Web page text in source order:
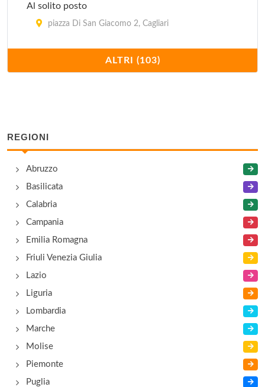
Al solito posto
piazza Di San Giacomo 2, Cagliari
via Savoia 4, Cagliari
Macchiareddu
Antica Hostaria
via Camillo Benso Cavour 60, Cagliari
Bassu
viale Monastir 117, Cagliari
ALTRI (103)
REGIONI
Abruzzo
Basilicata
Calabria
Campania
Emilia Romagna
Friuli Venezia Giulia
Lazio
Liguria
Lombardia
Marche
Molise
Piemonte
Puglia